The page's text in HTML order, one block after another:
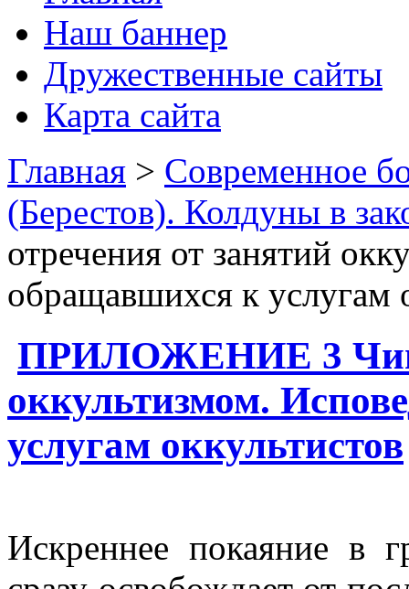
Наш баннер
Дружественные сайты
Карта сайта
Главная > Современное
(Берестов). Колдуны в
отречения от занятий
обращавшихся к услугам
ПРИЛОЖЕНИЕ 3 Чин
оккультизмом.
услугам оккультистов
Искреннее покаяние в